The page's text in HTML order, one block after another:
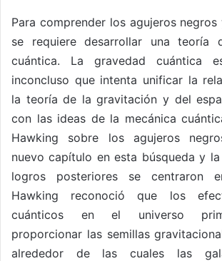
Para comprender los agujeros
se requiere desarrollar una teoría
cuántica. La gravedad cuántica
inconcluso que intenta unificar la
la teoría de la gravitación y del
con las ideas de la mecánica
Hawking sobre los agujeros
nuevo capítulo en esta búsqueda y
logros posteriores se centraron
Hawking reconoció que los
cuánticos en el universo
proporcionar las semillas
alrededor de las cuales las